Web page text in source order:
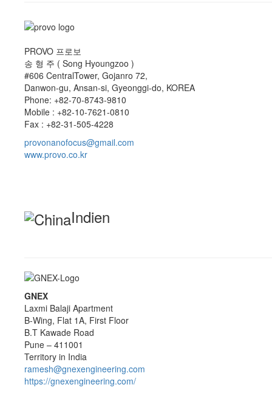
PROVO 프로보
송 형 주 ( Song Hyoungzoo )
#606 CentralTower, Gojanro 72,
Danwon-gu, Ansan-si, Gyeonggi-do, KOREA
Phone: +82-70-8743-9810
Mobile : +82-10-7621-0810
Fax : +82-31-505-4228
provonanofocus@gmail.com
www.provo.co.kr
Indien
GNEX
Laxmi Balaji Apartment
B-Wing, Flat 1A, First Floor
B.T Kawade Road
Pune – 411001
Territory in India
ramesh@gnexengineering.com
https://gnexengineering.com/